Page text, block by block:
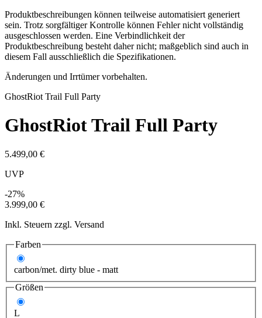
Produktbeschreibungen können teilweise automatisiert generiert
sein. Trotz sorgfältiger Kontrolle können Fehler nicht vollständig
ausgeschlossen werden. Eine Verbindlichkeit der
Produktbeschreibung besteht daher nicht; maßgeblich sind auch in
diesem Fall ausschließlich die Spezifikationen.
Änderungen und Irrtümer vorbehalten.
GhostRiot Trail Full Party
GhostRiot Trail Full Party
5.499,00 €
UVP
-27%
3.999,00 €
Inkl. Steuern zzgl. Versand
Farben
carbon/met. dirty blue - matt
Größen
L